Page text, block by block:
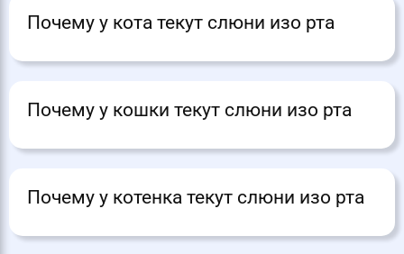
Почему у кота текут слюни изо рта
Почему у кошки текут слюни изо рта
Почему у котенка текут слюни изо рта